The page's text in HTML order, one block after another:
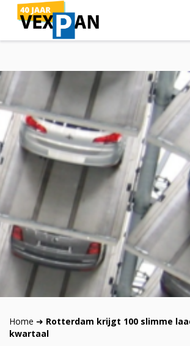
Home ➜ Rotterdam krijgt 100 slimme
kwartaal